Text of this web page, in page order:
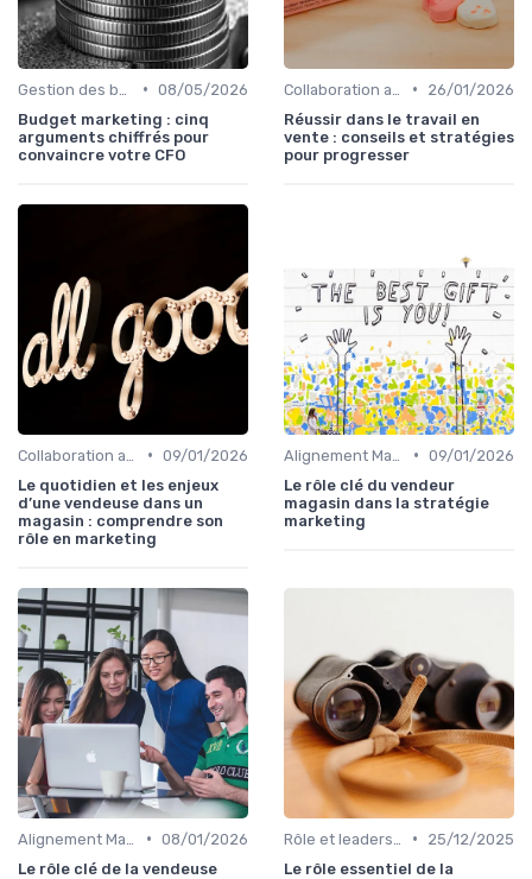
• 08/05/2026
Budget marketing : cinq
arguments chiffrés pour
convaincre votre CFO
•
26/01/2026
Réussir dans le travail en
vente : conseils et stratégies
pour progresser
• 09/01/2026
Le quotidien et les enjeux
d’une vendeuse dans un
magasin : comprendre son
rôle en marketing
• 09/01/2026
Le rôle clé du vendeur
magasin dans la stratégie
marketing
• 08/01/2026
Le rôle clé de la vendeuse
•
25/12/2025
Le rôle essentiel de la